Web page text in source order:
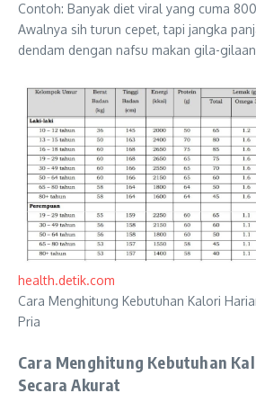
Contoh: Banyak diet viral yang cuma
Awalnya sih turun cepet, tapi jangka
dendam dengan nafsu makan gila-
health.detik.com
Cara Menghitung Kebutuhan Kalori
Pria
Cara Menghitung Kebutuhan
Secara Akurat